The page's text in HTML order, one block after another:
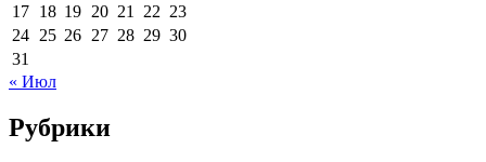
17 18 19 20 21 22 23
24 25 26 27 28 29 30
31
« Июл
Рубрики